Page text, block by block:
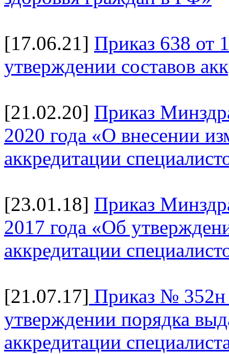
[17.06.21] Приказ 638 от
утверждении составов
[21.02.20] Приказ
2020 года «О внесении
аккредитации
[23.01.18] Приказ
2017 года «Об
аккредитации
[21.07.17] Приказ № 352н
утверждении порядка
аккредитации